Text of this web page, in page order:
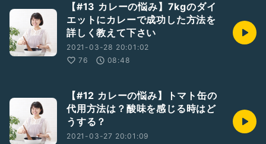
【#13 カレーの悩み】7kgのダイ
エットにカレーで成功した方法を
詳しく教えて下さい
2021-03-28 20:01:02
76
08:48
【#12 カレーの悩み】トマト缶の
代用方法は？酸味を感じる時はど
うする？
2021-03-27 20:01:09